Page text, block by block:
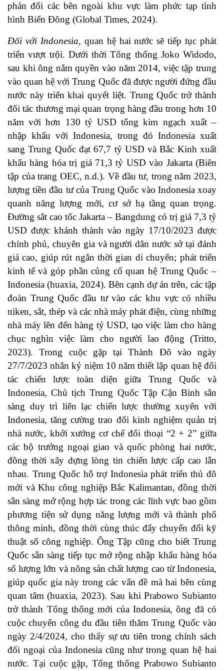
phản đối các bên ngoài khu vực làm phức tạp tình
hình Biển Đông (Global Times, 2024).
Đối với Indonesia, quan hệ hai nước sẽ tiếp tục phát
triển vượt trội. Dưới thời Tổng thống Joko Widodo,
sau khi ông nắm quyền vào năm 2014, việc tập trung
vào quan hệ với Trung Quốc đã được người đứng đầu
nước này triển khai quyết liệt. Trung Quốc trở thành
đối tác thương mại quan trọng hàng đầu trong hơn 10
năm với hơn 130 tỷ USD tổng kim ngạch xuất –
nhập khẩu với Indonesia, trong đó Indonesia xuất
sang Trung Quốc đạt 67,7 tỷ USD và Bắc Kinh xuất
khẩu hàng hóa trị giá 71,3 tỷ USD vào Jakarta (Biên
tập của trang OEC, n.d.). Về đầu tư, trong năm 2023,
lượng tiền đầu tư của Trung Quốc vào Indonesia xoay
quanh năng lượng mới, cơ sở hạ tầng quan trọng.
Đường sắt cao tốc Jakarta – Bangdung có trị giá 7,3 tỷ
USD được khánh thành vào ngày 17/10/2023 được
chính phủ, chuyên gia và người dân nước sở tại đánh
giá cao, giúp rút ngắn thời gian di chuyển; phát triển
kinh tế và góp phần củng cố quan hệ Trung Quốc –
Indonesia (huaxia, 2024). Bên cạnh dự án trên, các tập
đoàn Trung Quốc đầu tư vào các khu vực có nhiều
niken, sắt, thép và các nhà máy phát điện, cùng những
nhà máy lên đến hàng tỷ USD, tạo việc làm cho hàng
chục nghìn việc làm cho người lao động (Tritto,
2023). Trong cuộc gặp tại Thành Đô vào ngày
27/7/2023 nhân kỷ niệm 10 năm thiết lập quan hệ đối
tác chiến lược toàn diện giữa Trung Quốc và
Indonesia, Chủ tịch Trung Quốc Tập Cận Bình sẵn
sàng duy trì liên lạc chiến lược thường xuyên với
Indonesia, tăng cường trao đổi kinh nghiệm quản trị
nhà nước, khởi xướng cơ chế đối thoại “2 + 2” giữa
các bộ trưởng ngoại giao và quốc phòng hai nước,
đồng thời xây dựng lòng tin chiến lược cấp cao lẫn
nhau. Trung Quốc hỗ trợ Indonesia phát triển thủ đô
mới và Khu công nghiệp Bắc Kalimantan, đồng thời
sẵn sàng mở rộng hợp tác trong các lĩnh vực bao gồm
phương tiện sử dụng năng lượng mới và thành phố
thông minh, đồng thời cùng thúc đẩy chuyển đổi kỹ
thuật số công nghiệp. Ông Tập cũng cho biết Trung
Quốc sẵn sàng tiếp tục mở rộng nhập khẩu hàng hóa
số lượng lớn và nông sản chất lượng cao từ Indonesia,
giúp quốc gia này trong các vấn đề mà hai bên cùng
quan tâm (huaxia, 2023). Sau khi Prabowo Subianto
trở thành Tổng thống mới của Indonesia, ông đã có
cuộc chuyến công du đầu tiên thăm Trung Quốc vào
ngày 2/4/2024, cho thấy sự ưu tiên trong chính sách
đối ngoại của Indonesia cũng như trong quan hệ hai
nước. Tại cuộc gặp, Tổng thống Prabowo Subianto